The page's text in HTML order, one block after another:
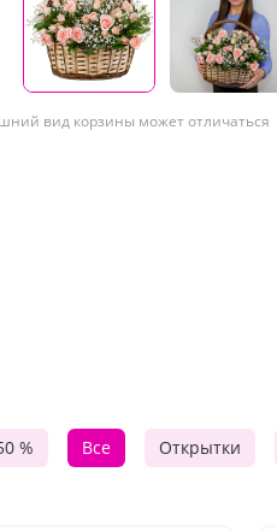
вид корзины может отличаться
% Все Открытки